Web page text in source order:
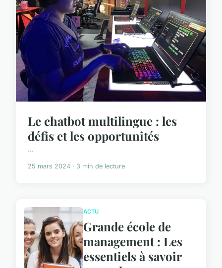
Le chatbot multilingue : les
défis et les opportunités
...
25 mars 2024 · 3 min de lecture
ACTU
Grande école de
management : Les
essentiels à savoir